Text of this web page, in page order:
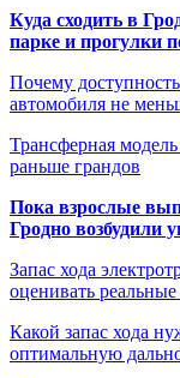
Куда сходить в
парке и прогулки
Почему
автомобиля не
Трансферная
раньше грандов
Пока взрослые
Гродно возбудили
Запас хода
оценивать реальные
Какой запас хода
оптимальную